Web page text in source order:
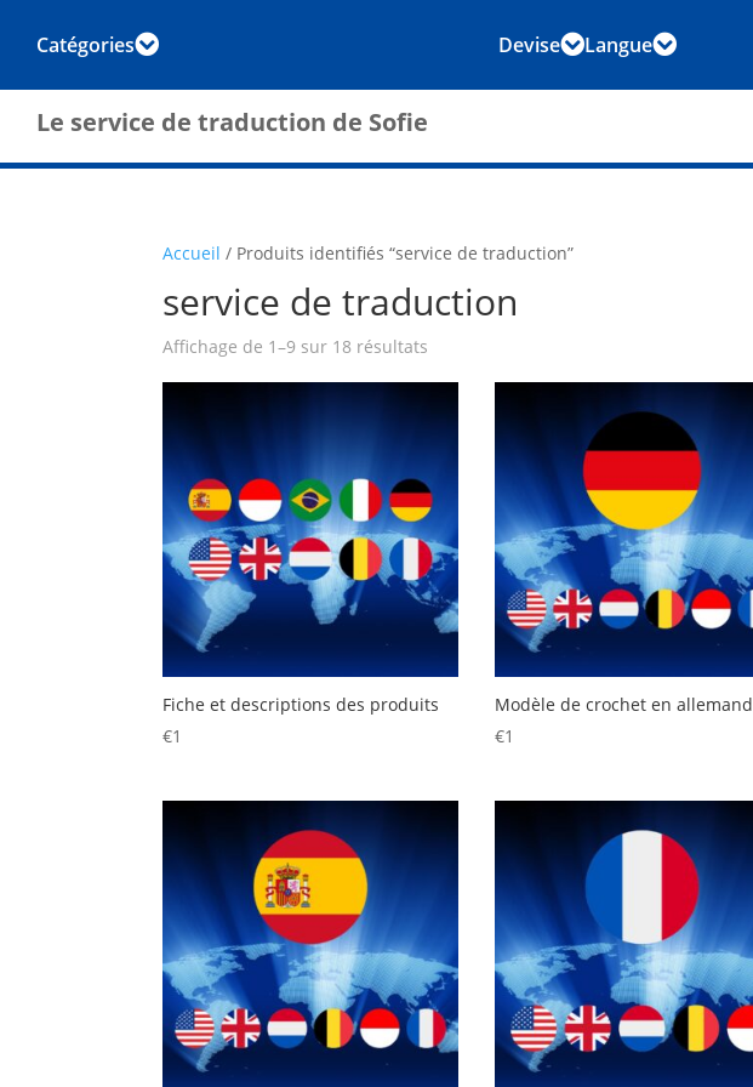
Catégories DeviseLangue
Le service de traduction de Sofie
Accueil / Produits identifiés “service de traduction”
service de traduction
Affichage de 1–9 sur 18 résultats
Fiche et descriptions des produits
€1
Modèle de crochet en allemand
€1